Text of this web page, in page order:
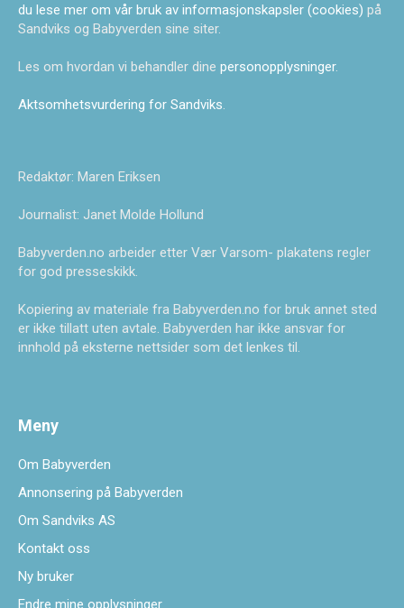
du lese mer om vår bruk av informasjonskapsler (cookies) på
Sandviks og Babyverden sine siter.
Les om hvordan vi behandler dine personopplysninger.
Aktsomhetsvurdering for Sandviks.
Redaktør: Maren Eriksen
Journalist: Janet Molde Hollund
Babyverden.no arbeider etter Vær Varsom- plakatens regler
for god presseskikk.
Kopiering av materiale fra Babyverden.no for bruk annet sted
er ikke tillatt uten avtale. Babyverden har ikke ansvar for
innhold på eksterne nettsider som det lenkes til.
Meny
Om Babyverden
Annonsering på Babyverden
Om Sandviks AS
Kontakt oss
Ny bruker
Endre mine opplysninger